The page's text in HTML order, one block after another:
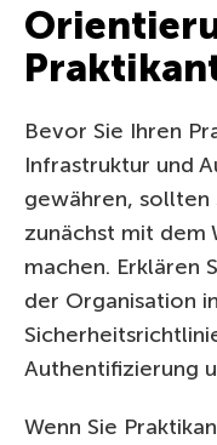
Bevor Sie Ihren
Infrastruktur und
gewähren, sollten
zunächst mit dem
machen. Erklären
der Organisation
Authentifizierung
Wenn Sie